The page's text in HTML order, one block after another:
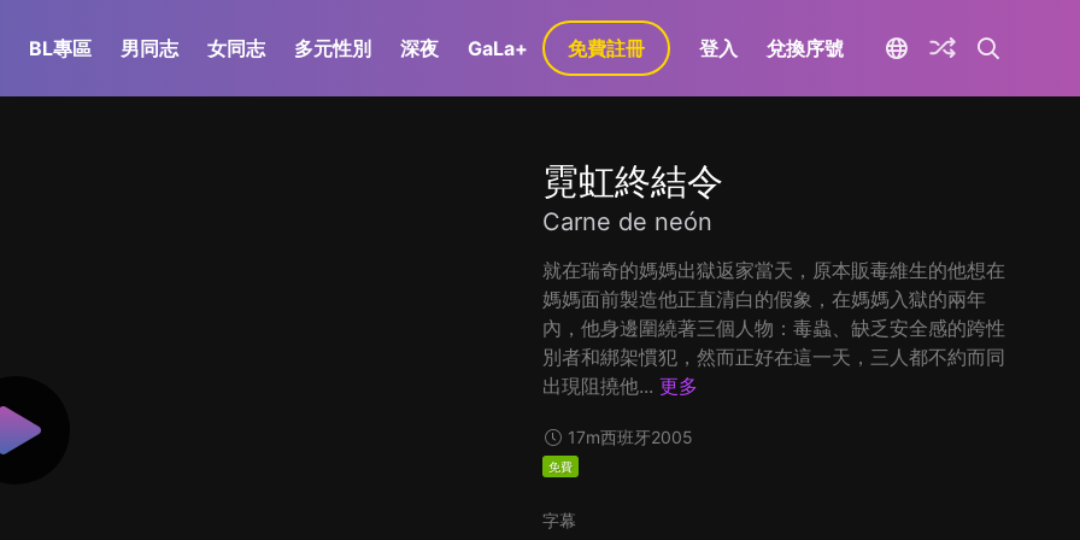
BL專區 男同志 女同志 多元性別 深夜 GaLa+ 免費註冊 登入 兌換序號
霓虹終結令
Carne de neón
就在瑞奇的媽媽出獄返家當天，原本販毒維生的他想在
媽媽面前製造他正直清白的假象，在媽媽入獄的兩年
內，他身邊圍繞著三個人物：毒蟲、缺乏安全感的跨性
別者和綁架慣犯，然而正好在這一天，三人都不約而同
出現阻撓他... 更多
17m西班牙2005
免費
字幕